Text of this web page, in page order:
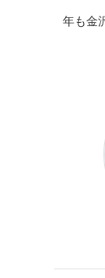
年も金